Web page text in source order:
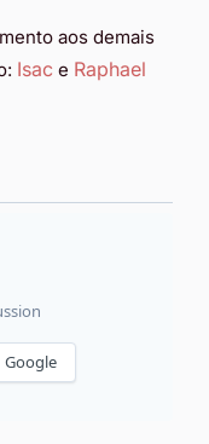
aos demais
Isac e Raphael